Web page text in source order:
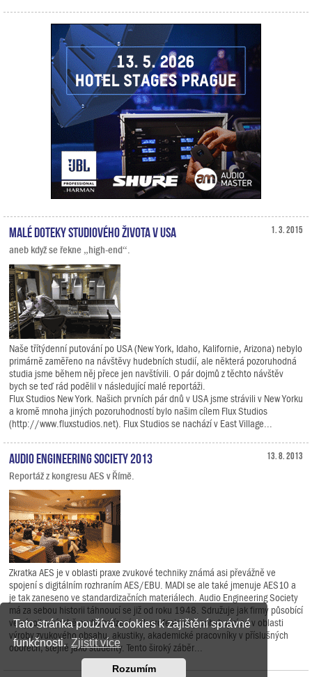
Tato stránka používá cookies k zajištění správné
funkčnosti. Zjistit více
Rozumím
1. 3. 2015
Malé doteky studiového života v USA
aneb když se řekne „high-end“.
Naše třítýdenní putování po USA (New York, Idaho, Kalifornie, Arizona) nebylo
primárně zaměřeno na návštěvy hudebních studií, ale některá pozoruhodná
studia jsme během něj přece jen navštívili. O pár dojmů z těchto návštěv
bych se teď rád podělil v následující malé reportáži.
Flux Studios New York. Našich prvních pár dnů v USA jsme strávili v New Yorku
a kromě mnoha jiných pozoruhodností bylo našim cílem Flux Studios
(http://www.fluxstudios.net). Flux Studios se nachází v East Village...
13. 8. 2013
Audio Engineering Society 2013
Reportáž z kongresu AES v Římě.
Zkratka AES je v oblasti praxe zvukové techniky známá asi převážně ve
spojení s digitálním rozhraním AES/EBU. MADI se ale také jmenuje AES10 a
je tak zaneseno ve standardizačních materiálech. Audio Engineering Society
má za sebou historii táhnoucí se již od roku 1948. Sdružuje jak firmy působící
ve vývoji a výrobě audio zařízení, tak profesionály pohybující se v oblasti
výroby zvukového obsahu, akustiky, akademické pracovníky v příslušných
oborech, stejně jako studenty. Tento široký záběr...